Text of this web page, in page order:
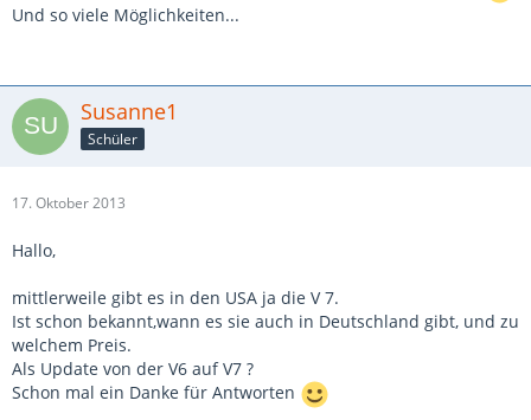
Und so viele Möglichkeiten...
Susanne1
Schüler
17. Oktober 2013
Hallo,
mittlerweile gibt es in den USA ja die V 7.
Ist schon bekannt,wann es sie auch in Deutschland gibt, und zu
welchem Preis.
Als Update von der V6 auf V7 ?
Schon mal ein Danke für Antworten